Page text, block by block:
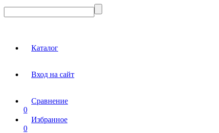
Каталог
Вход на сайт
Сравнение
0
Избранное
0